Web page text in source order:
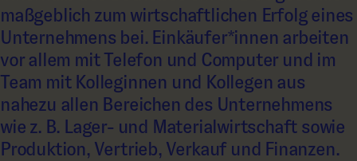
maßgeblich zum wirtschaftlichen Erfolg eines
Unternehmens bei. Einkäufer*innen arbeiten
vor allem mit Telefon und Computer und im
Team mit Kolleginnen und Kollegen aus
nahezu allen Bereichen des Unternehmens
wie z. B. Lager- und Materialwirtschaft sowie
Produktion, Vertrieb, Verkauf und Finanzen.